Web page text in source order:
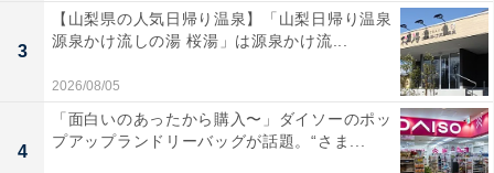
3
【山梨県の人気日帰り温泉】「山梨日帰り温泉
源泉かけ流しの湯 桜湯」は源泉かけ流...
2026/08/05
4
「面白いのあったから購入〜」ダイソーのポッ
プアップランドリーバッグが話題。“さま...